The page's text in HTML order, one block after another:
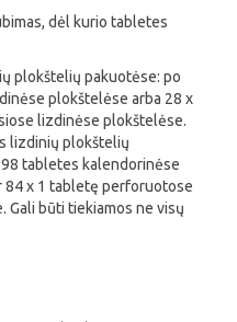
dėl kurio tabletes
plokštelių pakuotėse: po
plokštelėse arba 28 x
lizdinėse plokštelėse.
lizdinių plokštelių
tabletes kalendorinėse
84 x 1 tabletę perforuotose
būti tiekiamos ne visų